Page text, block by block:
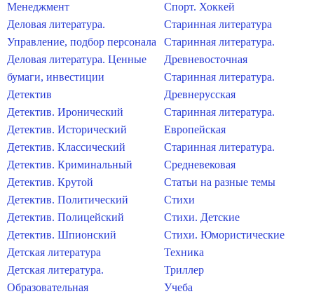
Менеджмент
Деловая литература.
Управление, подбор персонала
Деловая литература. Ценные
бумаги, инвестиции
Детектив
Детектив. Иронический
Детектив. Исторический
Детектив. Классический
Детектив. Криминальный
Детектив. Крутой
Детектив. Политический
Детектив. Полицейский
Детектив. Шпионский
Детская литература
Детская литература.
Образовательная
Спорт. Хоккей
Старинная литература
Старинная литература.
Древневосточная
Старинная литература.
Древнерусская
Старинная литература.
Европейская
Старинная литература.
Средневековая
Статьи на разные темы
Стихи
Стихи. Детские
Стихи. Юмористические
Техника
Триллер
Учеба